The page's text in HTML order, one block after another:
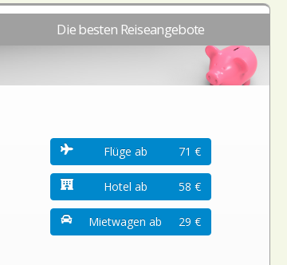
Die besten Reiseangebote
Flüge ab 71 €
Hotel ab 58 €
Mietwagen ab 29 €